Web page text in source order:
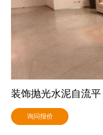
装饰抛光水泥自流平
询问报价